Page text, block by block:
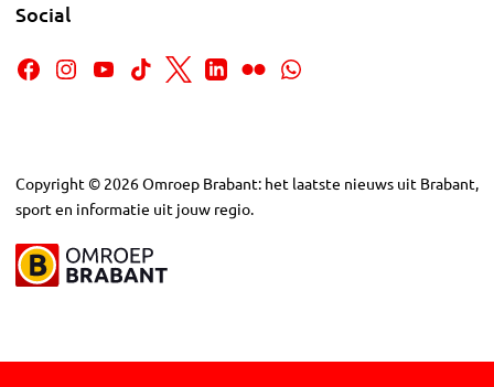
Social
Copyright © 2026Omroep Brabant: het laatste nieuws uit Brabant,
sport en informatie uit jouw regio.